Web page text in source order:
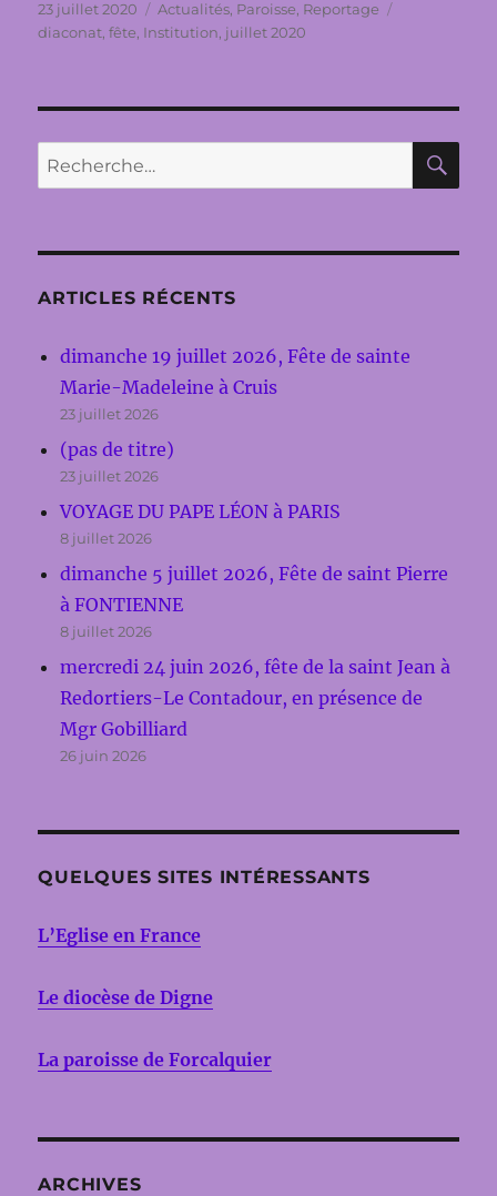
Publié
le
23 juillet 2020 Catégories
Actualités, Paroisse, Reportage
diaconat,fête, Institution, juillet 2020
Recherche
pour :
ARTICLES RÉCENTS
dimanche 19 juillet 2026, Fête de sainte
Marie-Madeleine à Cruis
23 juillet 2026
(pas de titre)
23 juillet 2026
VOYAGE DU PAPE LÉON à PARIS
8 juillet 2026
dimanche 5 juillet 2026, Fête de saint Pierre
à FONTIENNE
8 juillet 2026
mercredi 24 juin 2026, fête de la saint Jean à
Redortiers-Le Contadour, en présence de
Mgr Gobilliard
26 juin 2026
QUELQUES SITES INTÉRESSANTS
L’Eglise en France
Le diocèse de Digne
La paroisse de Forcalquier
ARCHIVES